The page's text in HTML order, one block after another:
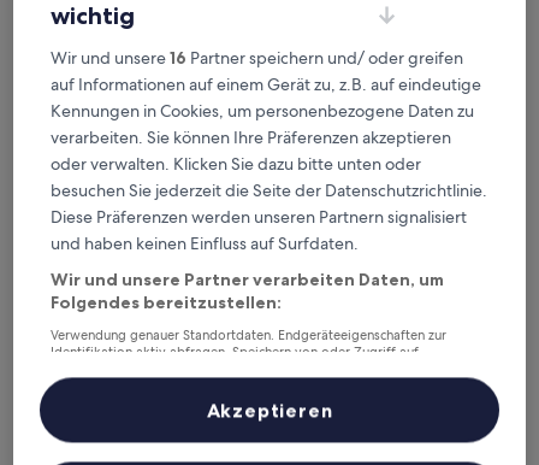
Hôtel Inn Design Le Havre Nord
Montivilliers
Hôtel Inn Design Le Havre Nord Montivilliers
2.0-
Sterne-
Unterkunft
Montivilliers
7.8
von
10,
(256
7,8/10 Gut (256 Bewertungen)
beträgt
27. Aug.–28. Aug.
La Villa 10
wichtig
Wir und unsere16 Partner speichern und/ oder greifen
auf Informationen auf einem Gerät zu, z.B. auf eindeutige
Kennungen in Cookies, um personenbezogene Daten zu
verarbeiten. Sie können Ihre Präferenzen akzeptieren
oder verwalten. Klicken Sie dazu bitte unten oder
besuchen Sie jederzeit die Seite der Datenschutzrichtlinie.
Diese Präferenzen werden unseren Partnern signalisiert
und haben keinen Einfluss auf Surfdaten.
Wir und unsere Partner verarbeiten Daten, um
Folgendes bereitzustellen:
Verwendung genauer Standortdaten. Endgeräteeigenschaften zur
Identifikation aktiv abfragen. Speichern von oder Zugriff auf
Inhalte, Messung von Werbeleistung und der Performance von Inhalten,
Zielgruppenforschung sowie Entwicklung und Verbesserung von
Liste der Partner (Lieferanten)
Akzeptieren